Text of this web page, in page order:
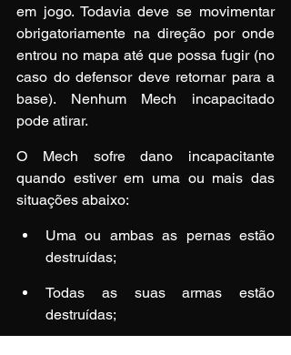
em jogo. Todavia deve se movimentar
obrigatoriamente na direção por onde
entrou no mapa até que possa fugir (no
caso do defensor deve retornar para a
base). Nenhum Mech incapacitado
pode atirar.
O Mech sofre dano incapacitante
quando estiver em uma ou mais das
situações abaixo:
Uma ou ambas as pernas estão
destruídas;
Todas as suas armas estão
destruídas;